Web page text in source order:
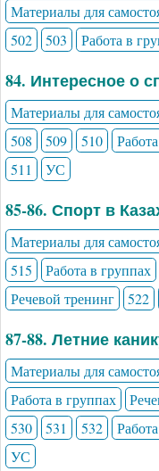
Материалы для
502
503 Работа в
84. Интересное о
Материалы для
508
509 510
511
УС
85-86. Спорт в
Материалы для
515
Работа в группах
Речевой тренинг
522
87-88. Летние
Материалы для
Работа в группах
530
531 532
УС